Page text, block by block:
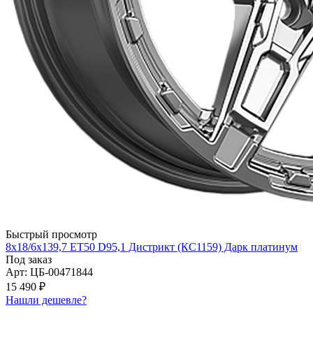
Быстрый просмотр
8x18/6x139,7 ET50 D95,1 Дистрикт (КС1159) Дарк платинум
Под заказ
Арт: ЦБ-00471844
15 490 ₽
Нашли дешевле?